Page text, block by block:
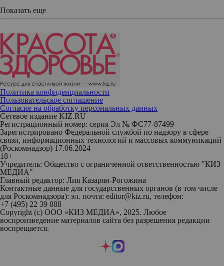
Показать еще
Политика конфиденциальности
Пользовательское соглашение
Согласие на обработку персональных данных
Сетевое издание KIZ.RU
Регистрационный номер: серия Эл № ФС77-87499
Зарегистрировано Федеральной службой по надзору в сфере
связи, информационных технологий и массовых коммуникаций
(Роскомнадзор) 17.06.2024
18+
Учредитель: Общество с ограниченной ответственностью "КИЗ
МЕДИА"
Главный редактор: Лия Казарян-Рогожина
Контактные данные для государственных органов (в том числе
для Роскомнадзора): эл. почта: editor@kiz.ru, телефон:
+7 (495) 22 39 888
Copyright (с) ООО «КИЗ МЕДИА», 2025. Любое
воспроизведение материалов сайта без разрешения редакции
воспрещается.